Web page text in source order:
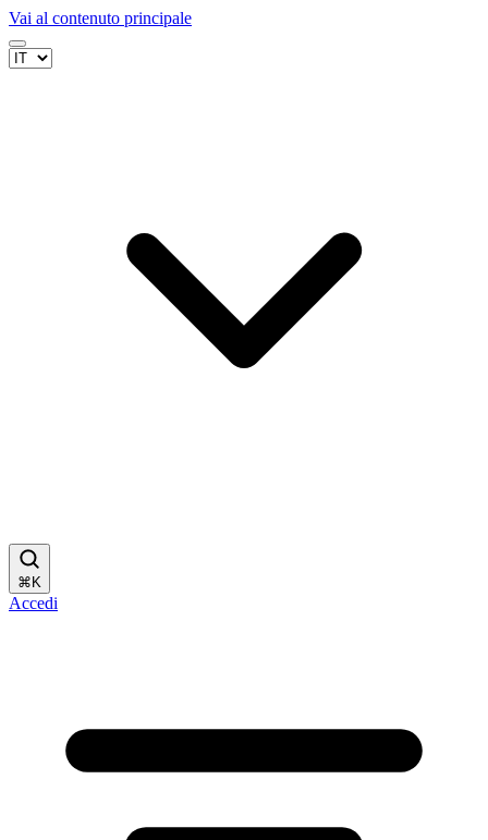
Vai al contenuto principale
⌘ K
Accedi